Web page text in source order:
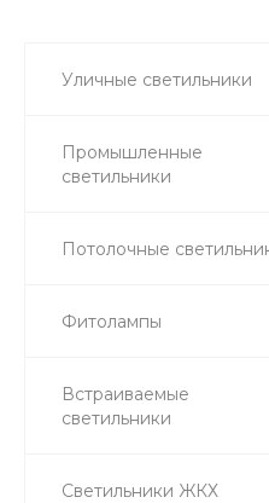
Уличные светильники
Промышленные
светильники
Потолочные
Фитолампы
Встраиваемые
светильники
Светильники ЖКХ